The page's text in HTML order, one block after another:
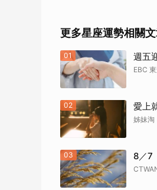
更多星座運勢相關
01 週五
EBC
02 愛上
姊妹淘
03 8／7